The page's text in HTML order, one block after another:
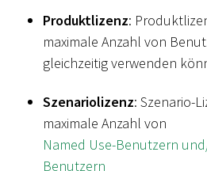
Produktlizenz:
maximale Anzahl von
gleichzeitig verwenden
Szenariolizenz: Szenario-
maximale Anzahl von
Named Use-Benutzern
Benutzern